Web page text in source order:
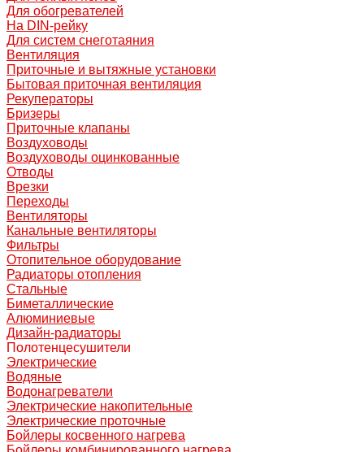
Для обогревателей
На DIN-рейку
Для систем снеготаяния
Вентиляция
Приточные и вытяжные установки
Бытовая приточная вентиляция
Рекуператоры
Бризеры
Приточные клапаны
Воздуховоды
Воздуховоды оцинкованные
Отводы
Врезки
Переходы
Вентиляторы
Канальные вентиляторы
Фильтры
Отопительное оборудование
Радиаторы отопления
Стальные
Биметаллические
Алюминиевые
Дизайн-радиаторы
Полотенцесушители
Электрические
Водяные
Водонагреватели
Электрические накопительные
Электрические проточные
Бойлеры косвенного нагрева